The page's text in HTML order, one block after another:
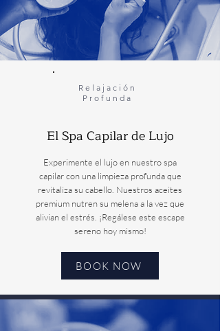
Relajación
Profunda
El Spa Capilar de Lujo
Experimente el lujo en nuestro spa
capilar con una limpieza profunda que
revitaliza su cabello. Nuestros aceites
premium nutren su melena a la vez que
alivian el estrés. ¡Regálese este escape
sereno hoy mismo!
BOOK NOW